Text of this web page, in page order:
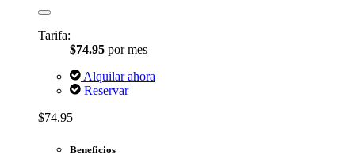
Tarifa:
$74.95 por mes
Alquilar ahora
Reservar
$74.95
Beneficios